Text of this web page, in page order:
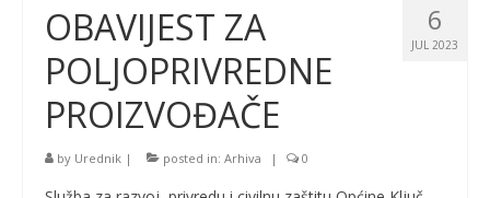
6
JUL 2023
OBAVIJEST ZA
POLJOPRIVREDNE
PROIZVOĐAČE
by Urednik | posted in: Arhiva | 0